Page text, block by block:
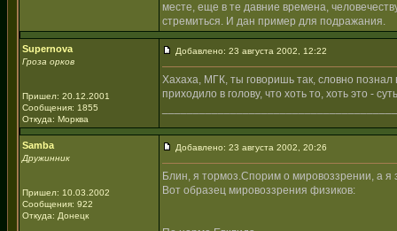
месте, еще в те давние времена,
стремиться. И дан пример для подражания.
Supernova
Гроза орков
Пришел: 20.12.2001
Сообщения: 1855
Откуда: Морква
Добавлено: 23 августа 2002, 12:22
Хахаха, МГК, ты говоришь так, словно
приходило в голову, что хоть то, хоть это -
Samba
Дружинник
Пришел: 10.03.2002
Сообщения: 922
Откуда: Донецк
Добавлено: 23 августа 2002, 20:26
Блин, я тормоз.Спорим о мировоззрении, а я
Вот образец мировоззрения физиков: